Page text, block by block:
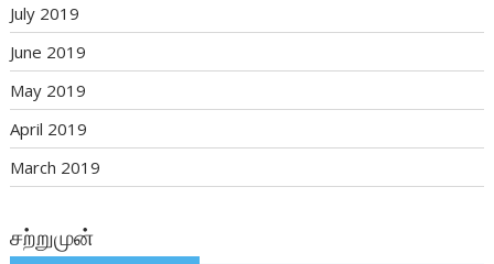
July 2019
June 2019
May 2019
April 2019
March 2019
சற்றுமுன்